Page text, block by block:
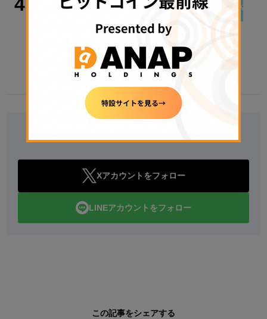
【毎週土曜日はNADAクイズ_Vol.7】
2026年8月8日 08:00
Follow Us
Xアカウントをフォロー
LINEアカウントをフォロー
この記事をシェアする